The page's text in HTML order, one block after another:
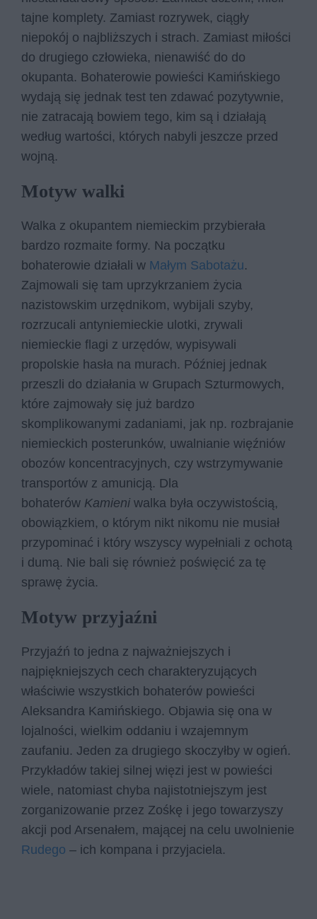
tajne komplety. Zamiast rozrywek, ciągły
niepokój o najbliższych i strach. Zamiast miłości
do drugiego człowieka, nienawiść do do
okupanta. Bohaterowie powieści Kamińskiego
wydają się jednak test ten zdawać pozytywnie,
nie zatracają bowiem tego, kim są i działają
według wartości, których nabyli jeszcze przed
wojną.
Motyw walki
Walka z okupantem niemieckim przybierała
bardzo rozmaite formy. Na początku
bohaterowie działali w Małym Sabotażu.
Zajmowali się tam uprzykrzaniem życia
nazistowskim urzędnikom, wybijali szyby,
rozrzucali antyniemieckie ulotki, zrywali
niemieckie flagi z urzędów, wypisywali
propolskie hasła na murach. Później jednak
przeszli do działania w Grupach Szturmowych,
które zajmowały się już bardzo
skomplikowanymi zadaniami, jak np. rozbrajanie
niemieckich posterunków, uwalnianie więźniów
obozów koncentracyjnych, czy wstrzymywanie
transportów z amunicją. Dla
bohaterów Kamieni walka była oczywistością,
obowiązkiem, o którym nikt nikomu nie musiał
przypominać i który wszyscy wypełniali z ochotą
i dumą. Nie bali się również poświęcić za tę
sprawę życia.
Motyw przyjaźni
Przyjaźń to jedna z najważniejszych i
najpiękniejszych cech charakteryzujących
właściwie wszystkich bohaterów powieści
Aleksandra Kamińskiego. Objawia się ona w
lojalności, wielkim oddaniu i wzajemnym
zaufaniu. Jeden za drugiego skoczyłby w ogień.
Przykładów takiej silnej więzi jest w powieści
wiele, natomiast chyba najistotniejszym jest
zorganizowanie przez Zośkę i jego towarzyszy
akcji pod Arsenałem, mającej na celu uwolnienie
Rudego – ich kompana i przyjaciela.